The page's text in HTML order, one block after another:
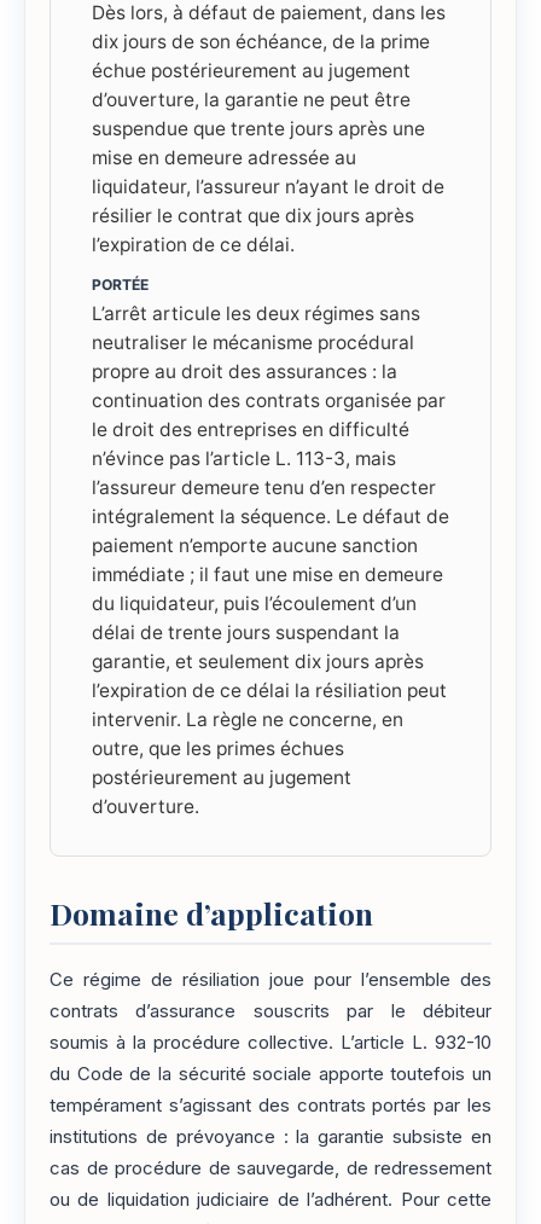
Dès lors, à défaut de paiement, dans les
dix jours de son échéance, de la prime
échue postérieurement au jugement
d’ouverture, la garantie ne peut être
suspendue que trente jours après une
mise en demeure adressée au
liquidateur, l’assureur n’ayant le droit de
résilier le contrat que dix jours après
l’expiration de ce délai.
PORTÉE
L’arrêt articule les deux régimes sans
neutraliser le mécanisme procédural
propre au droit des assurances : la
continuation des contrats organisée par
le droit des entreprises en difficulté
n’évince pas l’article L. 113-3, mais
l’assureur demeure tenu d’en respecter
intégralement la séquence. Le défaut de
paiement n’emporte aucune sanction
immédiate ; il faut une mise en demeure
du liquidateur, puis l’écoulement d’un
délai de trente jours suspendant la
garantie, et seulement dix jours après
l’expiration de ce délai la résiliation peut
intervenir. La règle ne concerne, en
outre, que les primes échues
postérieurement au jugement
d’ouverture.
Domaine d’application
Ce régime de résiliation joue pour l’ensemble des
contrats d’assurance souscrits par le débiteur
soumis à la procédure collective. L’article L. 932-10
du Code de la sécurité sociale apporte toutefois un
tempérament s’agissant des contrats portés par les
institutions de prévoyance : la garantie subsiste en
cas de procédure de sauvegarde, de redressement
ou de liquidation judiciaire de l’adhérent. Pour cette